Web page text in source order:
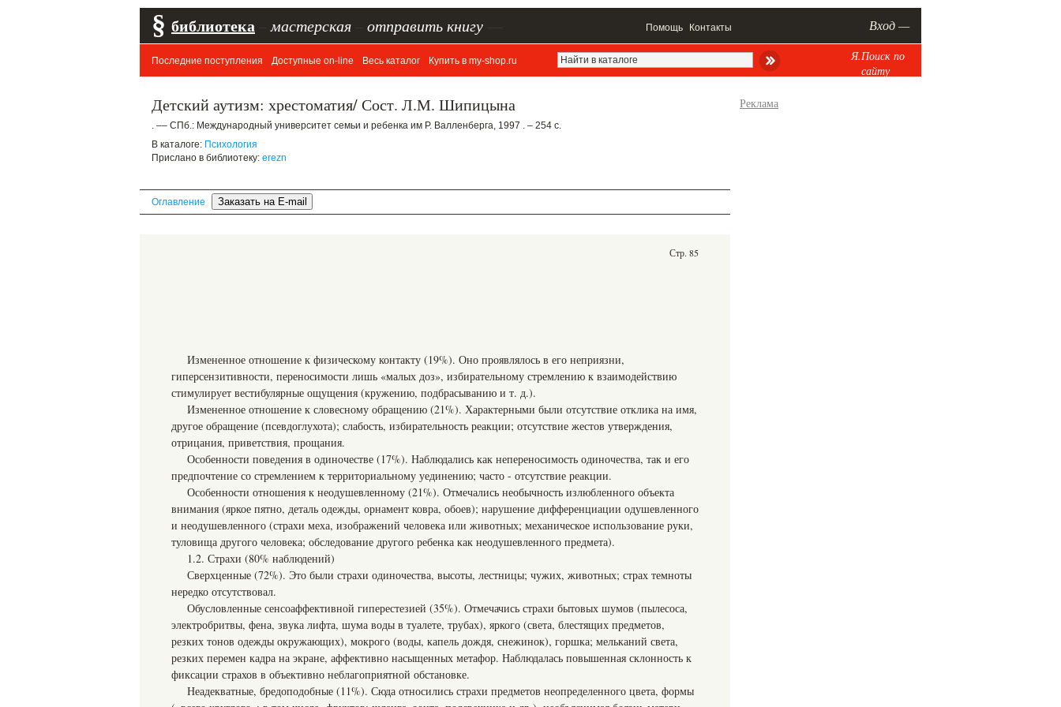
§ библиотека мастерская отправить книгу Помощь Контакты Вход —
Последние поступления Доступные on-line Весь каталог Купить в my-shop.ru
Я.Поиск по
сайту
Детский аутизм: хрестоматия/ Сост. Л.М. Шипицына
. –– СПб.: Международный университет семьи и ребенка им Р. Валленберга, 1997 . – 254 с.
В каталоге: Психология
Прислано в библиотеку: erezn
Оглавление
Стр. 85
Измененное отношение к физическому контакту (19%). Оно проявлялось в его неприязни,
гиперсензитивности, переносимости лишь «малых доз», избирательному стремлению к взаимодействию
стимулирует вестибулярные ощущения (кружению, подбрасыванию и т. д.).
Измененное отношение к словесному обращению (21%). Характерными были отсутствие отклика на имя,
другое обращение (псевдоглухота); слабость, избирательность реакции; отсутствие жестов утверждения,
отрицания, приветствия, прощания.
Особенности поведения в одиночестве (17%). Наблюдались как непереносимость одиночества, так и его
предпочтение со стремлением к территориальному уединению; часто - отсутствие реакции.
Особенности отношения к неодушевленному (21%). Отмечались необычность излюбленного объекта
внимания (яркое пятно, деталь одежды, орнамент ковра, обоев); нарушение дифференциации одушевленного
и неодушевленного (страхи меха, изображений человека или животных; механическое использование руки,
туловища другого человека; обследование другого ребенка как неодушевленного предмета).
1.2. Страхи (80% наблюдений)
Сверхценные (72%). Это были страхи одиночества, высоты, лестницы; чужих, животных; страх темноты
нередко отсутствовал.
Обусловленные сенсоаффективной гиперестезией (35%). Отмечачись страхи бытовых шумов (пылесоса,
электробритвы, фена, звука лифта, шума воды в туалете, трубах), яркого (света, блестящих предметов,
резких тонов одежды окружающих), мокрого (воды, капель дождя, снежинок), горшка; мельканий света,
резких перемен кадра на экране, аффективно насыщенных метафор. Наблюдалась повышенная склонность к
фиксации страхов в объективно неблагоприятной обстановке.
Неадекватные, бредоподобные (11%). Сюда относились страхи предметов неопределенного цвета, формы
Реклама